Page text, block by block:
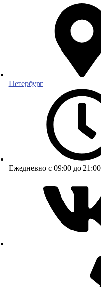
Петербург
Ежедневно с 09:00 до 21:00